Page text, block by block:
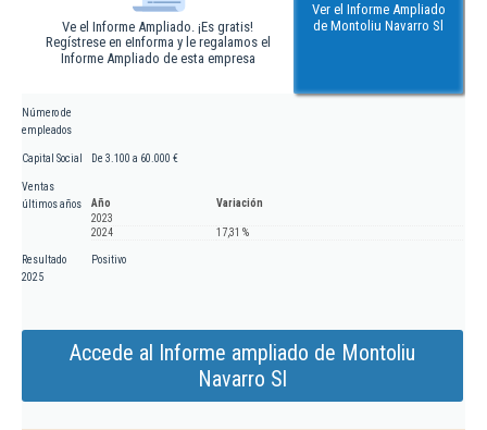
Ve el Informe Ampliado. ¡Es gratis!
Regístrese en eInforma y le regalamos el
Informe Ampliado de esta empresa
Ver el Informe Ampliado
de Montoliu Navarro Sl
Número de
empleados
Capital Social De 3.100 a 60.000 €
Ventas
últimos años
Año
Variación
2023
2024
17,31 %
Resultado
2025
Positivo
Accede al Informe ampliado de Montoliu
Navarro Sl